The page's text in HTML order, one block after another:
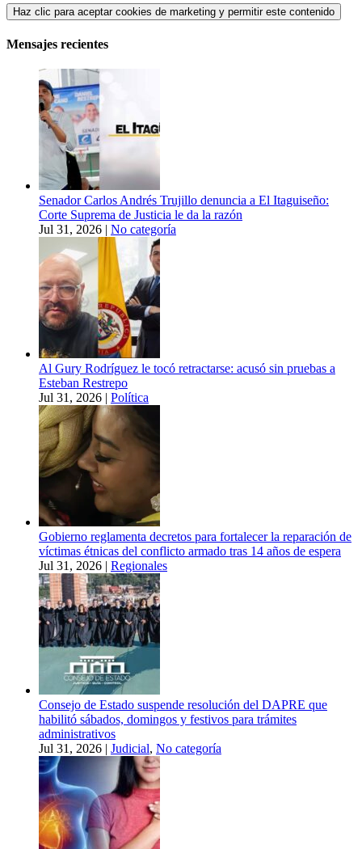
Haz clic para aceptar cookies de marketing y permitir este contenido
Mensajes recientes
Senador Carlos Andrés Trujillo denuncia a El Itaguiseño:
Corte Suprema de Justicia le da la razón
Jul 31, 2026 | No categoría
Al Gury Rodríguez le tocó retractarse: acusó sin pruebas a
Esteban Restrepo
Jul 31, 2026 | Política
Gobierno reglamenta decretos para fortalecer la reparación de
víctimas étnicas del conflicto armado tras 14 años de espera
Jul 31, 2026 | Regionales
Consejo de Estado suspende resolución del DAPRE que
habilitó sábados, domingos y festivos para trámites
administrativos
Jul 31, 2026 | Judicial, No categoría